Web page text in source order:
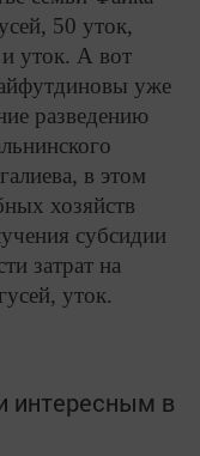
50 уток,
уток. А вот
уже
разведению
в этом
хозяйств
субсидии
затрат на
уток.
интересным в